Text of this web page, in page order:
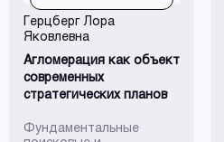
Герцберг Лора
Яковлевна
Агломерация как объект
современных
стратегических планов
Фундаментальные